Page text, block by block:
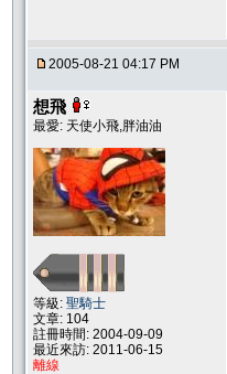
2005-08-21 04:17 PM
想飛
最愛: 天使小飛,胖油油
等級: 聖騎士
文章: 104
註冊時間: 2004-09-09
最近來訪: 2011-06-15
離線